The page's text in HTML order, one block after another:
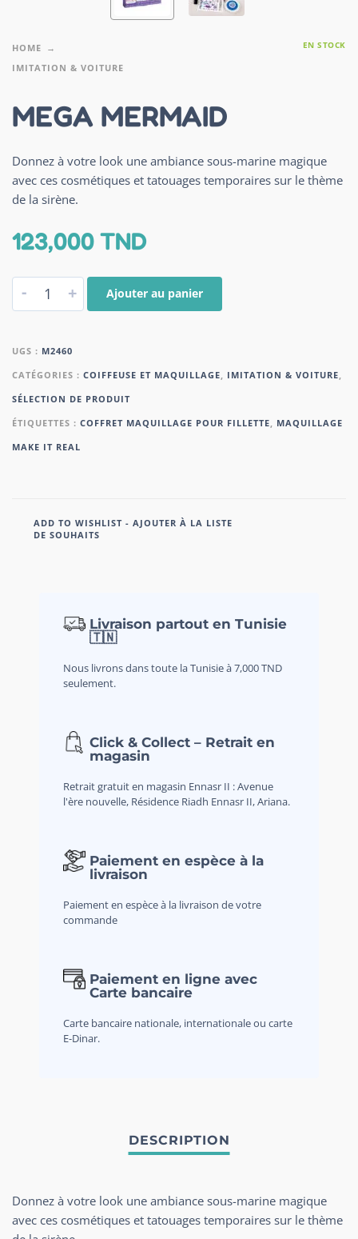
HOME
IMITATION & VOITURE
EN STOCK
MEGA MERMAID
Donnez à votre look une ambiance sous-marine magique
avec ces cosmétiques et tatouages ​​temporaires sur le thème
de la sirène.
123,000TND
- + Ajouter au panier
UGS : M2460
CATÉGORIES : COIFFEUSE ET MAQUILLAGE IMITATION & VOITURE
SÉLECTION DE PRODUIT
ÉTIQUETTES : COFFRET MAQUILLAGE POUR FILLETTE
MAQUILLAGE
MAKE IT REAL
ADD TO WISHLIST - AJOUTER À LA LISTE
DE SOUHAITS
Livraison partout en Tunisie
🇹🇳
Nous livrons dans toute la Tunisie à 7,000 TND
seulement.
Click & Collect – Retrait en
magasin
Retrait gratuit en magasin Ennasr II : Avenue
l'ère nouvelle, Résidence Riadh Ennasr II, Ariana.
Paiement en espèce à la
livraison
Paiement en espèce à la livraison de votre
commande
Paiement en ligne avec
Carte bancaire
Carte bancaire nationale, internationale ou carte
E-Dinar.
Donnez à votre look une ambiance sous-marine magique
avec ces cosmétiques et tatouages ​​temporaires sur le thème